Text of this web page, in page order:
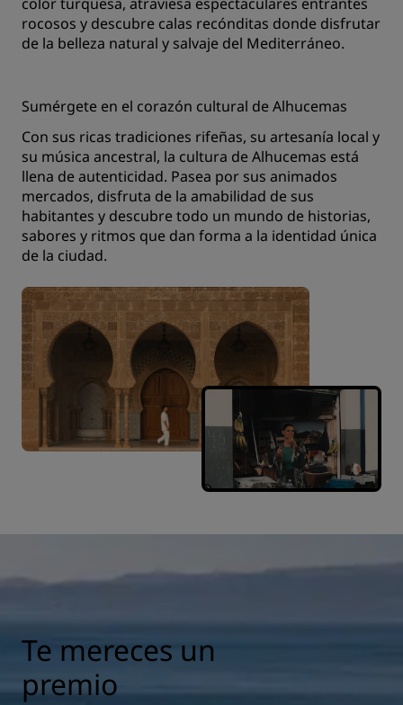
rocosos y descubre calas recónditas donde disfrutar
de la belleza natural y salvaje del Mediterráneo.
Sumérgete en el corazón cultural de Alhucemas
Con sus ricas tradiciones rifeñas, su artesanía local y
su música ancestral, la cultura de Alhucemas está
llena de autenticidad. Pasea por sus animados
mercados, disfruta de la amabilidad de sus
habitantes y descubre todo un mundo de historias,
sabores y ritmos que dan forma a la identidad única
de la ciudad.
Te mereces un
premio